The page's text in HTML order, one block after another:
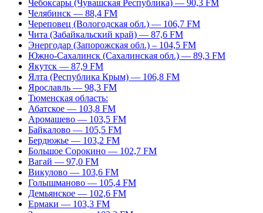
Чебоксары (Чувашская Республика) — 90,3 FM
Челябинск — 88,4 FM
Череповец (Вологодская обл.) — 106,7 FM
Чита (Забайкальский край) — 87,6 FM
Энергодар (Запорожская обл.) – 104,5 FM
Южно-Сахалинск (Сахалинская обл.) — 89,3 FM
Якутск — 87,9 FM
Ялта (Республика Крым) — 106,8 FM
Ярославль — 98,3 FM
Тюменская область:
Абатское — 103,8 FM
Аромашево — 103,5 FM
Байкалово — 105,5 FM
Бердюжье — 103,2 FM
Большое Сорокино — 102,7 FM
Вагай — 97,0 FM
Викулово — 103,6 FM
Голышманово — 105,4 FM
Демьянское — 102,6 FM
Ермаки — 103,3 FM